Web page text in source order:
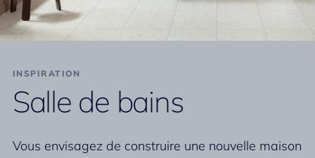
INSPIRATION
Salle de bains
Vous envisagez de construire une nouvelle maison